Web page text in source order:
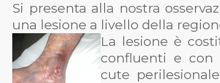
Si presenta alla nostra
una lesione a livello della
La lesione è
confluenti e con
cute